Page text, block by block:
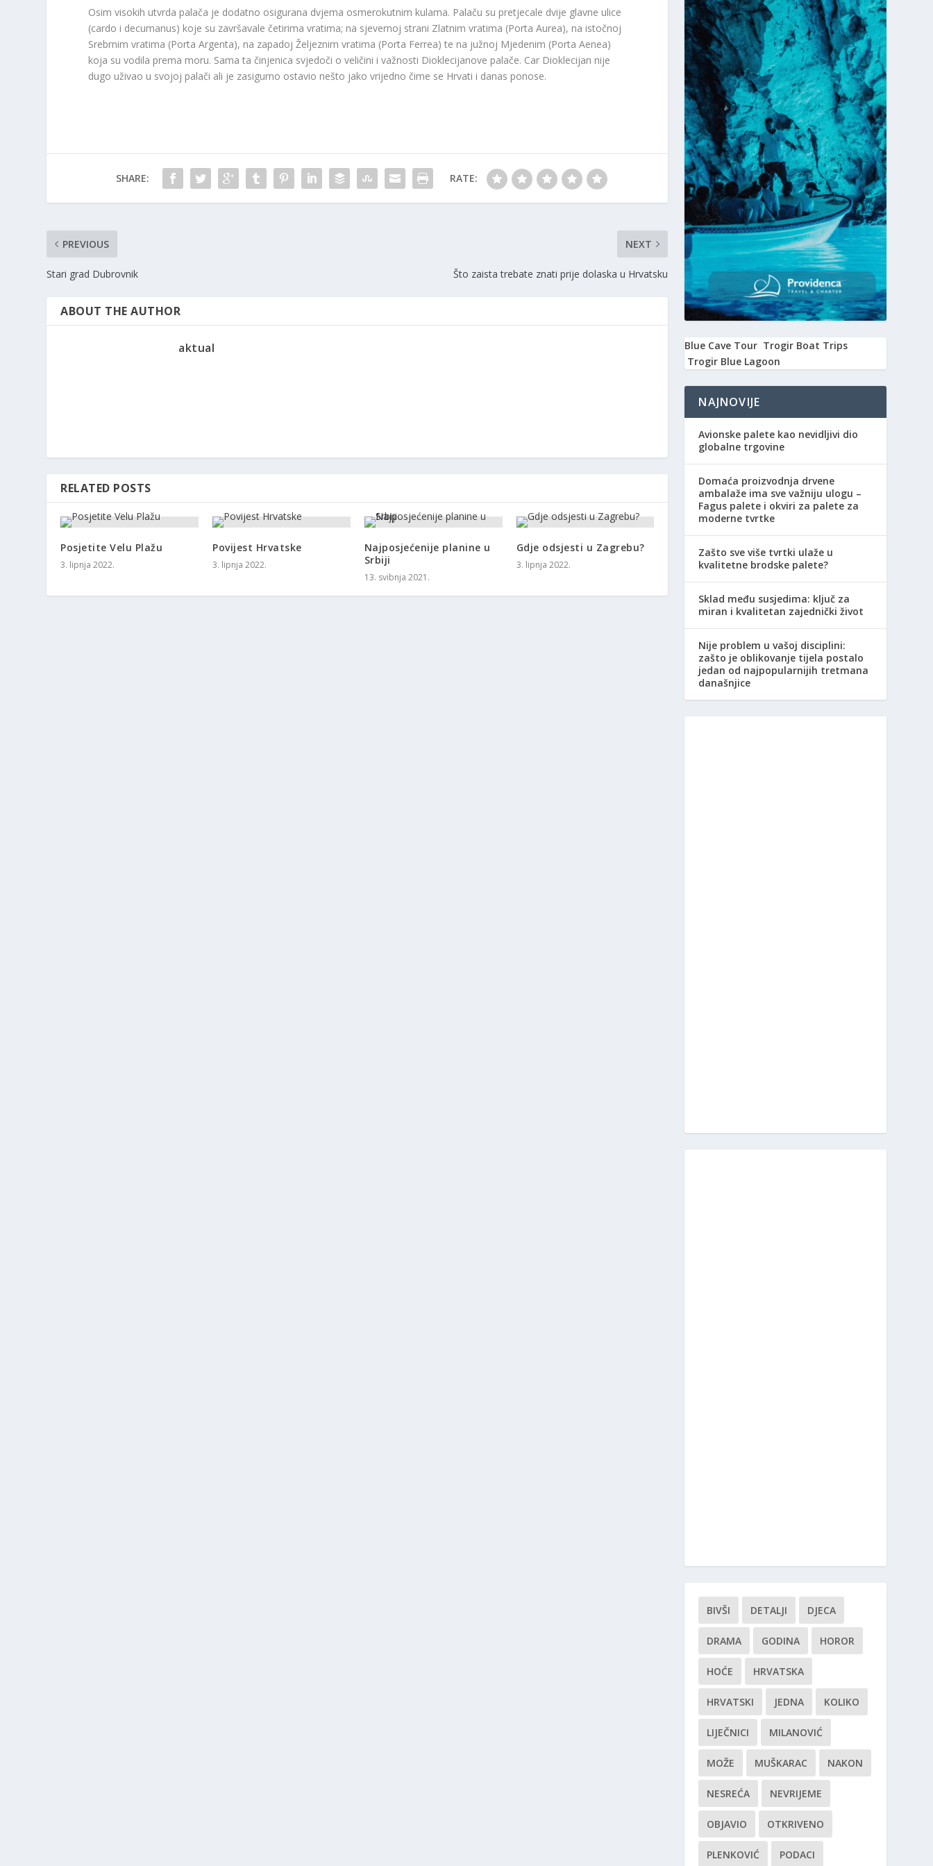
Osim visokih utvrda palača je dodatno osigurana dvjema osmerokutnim kulama. Palaču su pretjecale dvije glavne ulice
(cardo i decumanus) koje su završavale četirima vratima; na sjevernoj strani Zlatnim vratima (Porta Aurea), na istočnoj
Srebrnim vratima (Porta Argenta), na zapadoj Željeznim vratima (Porta Ferrea) te na južnoj Mjedenim (Porta Aenea)
koja su vodila prema moru. Sama ta činjenica svjedoči o veličini i važnosti Dioklecijanove palače. Car Dioklecijan nije
dugo uživao u svojoj palači ali je zasigurno ostavio nešto jako vrijedno čime se Hrvati i danas ponose.
SHARE: RATE:
PREVIOUS
Stari grad Dubrovnik
NEXT
Što zaista trebate znati prije dolaska u Hrvatsku
ABOUT THE AUTHOR
aktual
RELATED POSTS
Posjetite Velu Plažu
3. lipnja 2022.
Povijest Hrvatske
3. lipnja 2022.
Najposjećenije planine u
Srbiji
13. svibnja 2021.
Gdje odsjesti u Zagrebu?
3. lipnja 2022.
Blue Cave Tour Trogir Boat Trips
Trogir Blue Lagoon
NAJNOVIJE
Avionske palete kao nevidljivi dio
globalne trgovine
Domaća proizvodnja drvene
ambalaže ima sve važniju ulogu –
Fagus palete i okviri za palete za
moderne tvrtke
Zašto sve više tvrtki ulaže u
kvalitetne brodske palete?
Sklad među susjedima: ključ za
miran i kvalitetan zajednički život
Nije problem u vašoj disciplini:
zašto je oblikovanje tijela postalo
jedan od najpopularnijih tretmana
današnjice
BIVŠI DETALJI DJECA
DRAMA GODINA HOROR
HOĆE HRVATSKA
HRVATSKI JEDNA KOLIKO
LIJEČNICI MILANOVIĆ
MOŽE MUŠKARAC NAKON
NESREĆA NEVRIJEME
OBJAVIO OTKRIVENO
PLENKOVIĆ PODACI